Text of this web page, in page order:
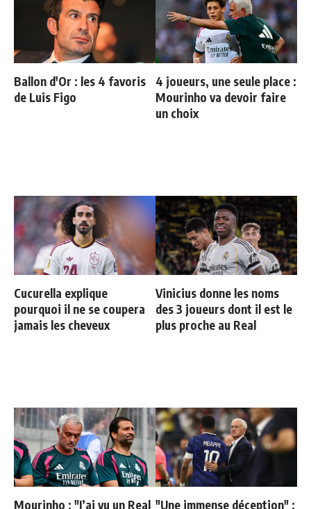
Ballon d'Or : les 4 favoris
de Luis Figo
4 joueurs, une seule place :
Mourinho va devoir faire
un choix
Cucurella explique
pourquoi il ne se coupera
jamais les cheveux
Vinicius donne les noms
des 3 joueurs dont il est le
plus proche au Real
Mourinho : "J’ai vu un Real "Une immense déception" :